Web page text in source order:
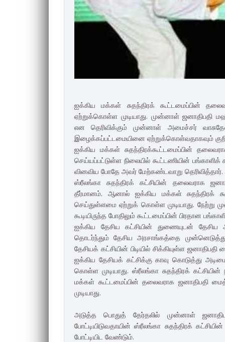
ஐக்கிய மக்கள் சுதந்திரக் கூட்டமைப்பின்
ஏற்றுக்கொள்ள முடியாது. முன்னாள்
என தெரிவிக்கும் முன்னாள் அமைச்சர்
இழைக்கப்பட்டமையினை ஏற்றுக்கொள்வதாகவும்
ஐக்கிய மக்கள் சுதந்திரக்கூட்டமைப்பின்
செய்யப்பட்டுள்ள நிலையில் கூட்டணியின்
வினவிய போதே அவர் மேற்கண்டவாறு தெரிவித்தார்.
ஸ்ரீலங்கா சுதந்திரக் கட்சியின் தலைவராக
தீர்மானம். ஆனால் ஐக்கிய மக்கள் சுதந்திரக்
செய்துள்ளமை ஏற்றுக் கொள்ள முடியாது. நேற்று
கூடியிருந்த போதிலும் கூட்டமைப்பின் பிரதான
ஐக்கிய தேசிய கட்சியின் துணையுடன் தேசிய
தொடர்ந்தும் தேசிய அரசாங்கத்தை
தேசியக் கட்சியின் பிடியில் சிக்கியுள்ள
ஐக்கிய தேசியக் கட்சிக்கு காவு கொடுத்து
கொள்ள முடியாது. ஸ்ரீலங்கா சுதந்திரக்
மக்கள் கூட்டமைப்பின் தலைவராக ஜனாதிபதி
முடியாது.
அடுத்த பொதுத் தேர்தலில் முன்னாள்
போட்டியிடுவதாயின் ஸ்ரீலங்கா சுதந்திரக்
போட்டியிட வேண்டும்.